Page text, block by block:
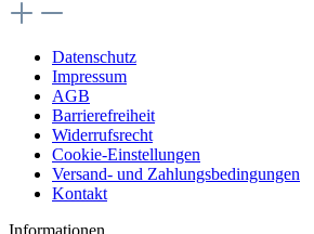
Datenschutz
Impressum
AGB
Barrierefreiheit
Widerrufsrecht
Cookie-Einstellungen
Versand- und Zahlungsbedingungen
Kontakt
Informationen